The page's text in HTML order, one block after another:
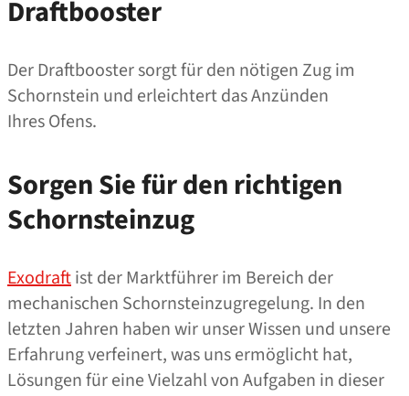
Draftbooster
Der Draftbooster sorgt für den nötigen Zug im
Schornstein und erleichtert das Anzünden
Ihres Ofens.
Sorgen Sie für den richtigen
Schornsteinzug
Exodraftist der Marktführer im Bereich der
mechanischen Schornsteinzugregelung. In den
letzten Jahren haben wir unser Wissen und unsere
Erfahrung verfeinert, was uns ermöglicht hat,
Lösungen für eine Vielzahl von Aufgaben in dieser